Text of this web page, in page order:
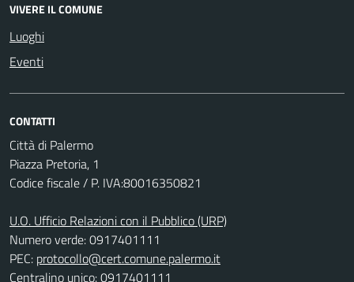
VIVERE IL COMUNE
Luoghi
Eventi
CONTATTI
Città di Palermo
Piazza Pretoria, 1
Codice fiscale / P. IVA:80016350821
U.O. Ufficio Relazioni con il Pubblico (URP)
Numero verde: 0917401111
PEC: protocollo@cert.comune.palermo.it
Centralino unico: 0917401111